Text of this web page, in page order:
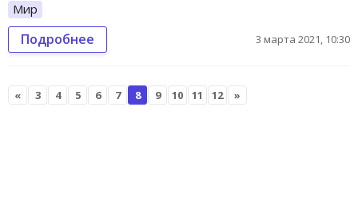
Мир
Подробнее 3 марта 2021, 10:30
« 3 4 5 6 7 8 9 10 11 12 »